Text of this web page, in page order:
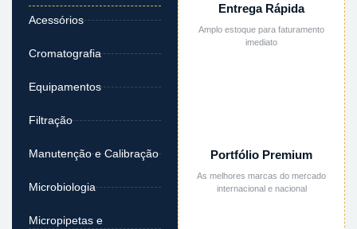
Acessórios
Cromatografia
Equipamentos
Filtração
Manutenção e Calibração
Microbiologia
Micropipetas e
Entrega Rápida
Amplo estoque para faturamento
imediato
Portfólio Premium
As melhores marcas do mercado
internacional e nacional